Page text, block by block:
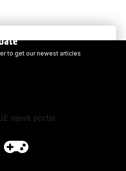
to get our newest articles